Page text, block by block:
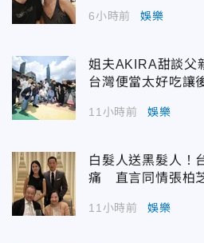
6小時前 娛樂
姐夫AKIRA甜談
台灣便當太好吃讓
11小時前 娛樂
白髮人送黑髮人！
痛 直言同情張柏
11小時前 娛樂